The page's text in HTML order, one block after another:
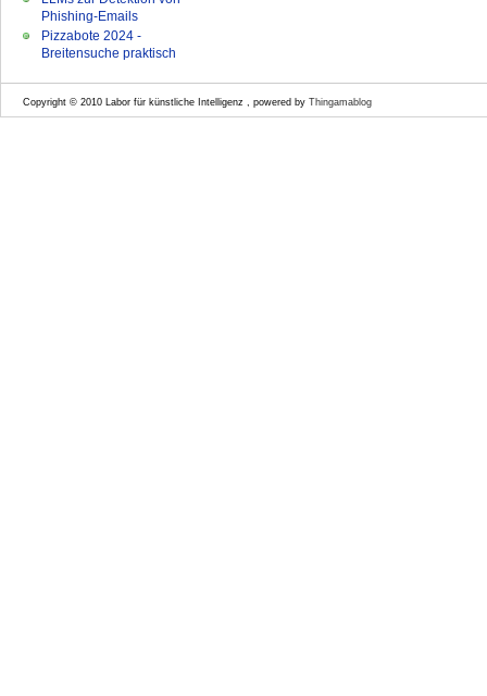
Phishing-Emails
Pizzabote 2024 -
Breitensuche praktisch
Copyright © 2010 Labor für künstliche Intelligenz , powered by Thingamablog